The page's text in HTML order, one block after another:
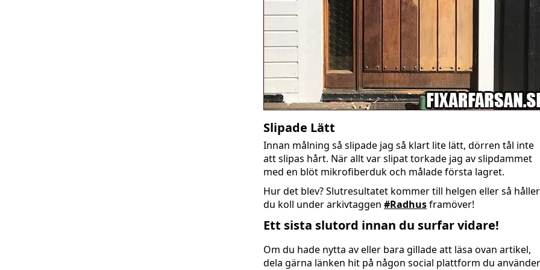
Slipade Lätt
Innan målning så slipade jag så klart lite lätt, dörren tål inte
att slipas hårt. När allt var slipat torkade jag av slipdammet
med en blöt mikrofiberduk och målade första lagret.
Hur det blev? Slutresultatet kommer till helgen eller så håller
du koll under arkivtaggen #Radhusframöver!
Ett sista slutord innan du surfar vidare!
Om du hade nytta av eller bara gillade att läsa ovan artikel,
dela gärna länken hit på någon social plattform du